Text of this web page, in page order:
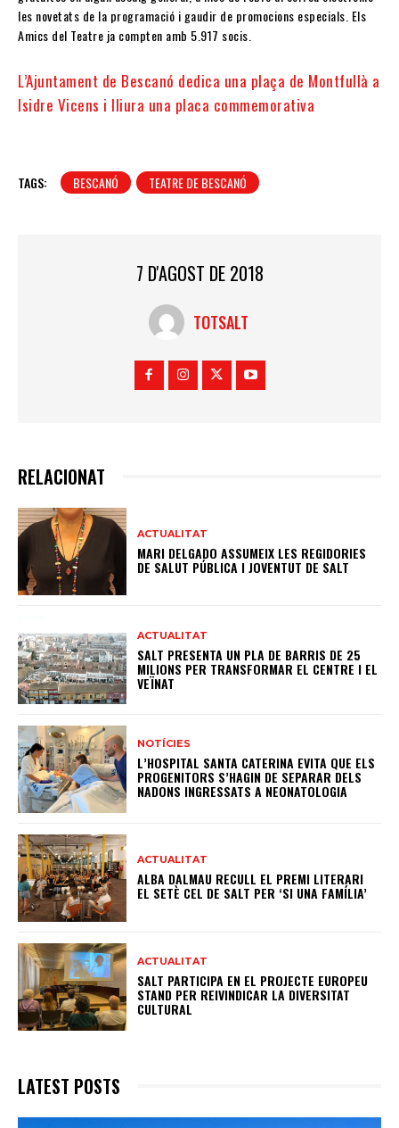
les novetats de la programació i gaudir de promocions especials. Els
Amics del Teatre ja compten amb 5.917 socis.
L’Ajuntament de Bescanó dedica una plaça de Montfullà a
Isidre Vicens i lliura una placa commemorativa
TAGS: BESCANÓ TEATRE DE BESCANÓ
7 D'AGOST DE 2018
TOTSALT
RELACIONAT
ACTUALITAT
MARI DELGADO ASSUMEIX LES REGIDORIES
DE SALUT PÚBLICA I JOVENTUT DE SALT
ACTUALITAT
SALT PRESENTA UN PLA DE BARRIS DE 25
MILIONS PER TRANSFORMAR EL CENTRE I EL
VEÏNAT
NOTÍCIES
L’HOSPITAL SANTA CATERINA EVITA QUE ELS
PROGENITORS S’HAGIN DE SEPARAR DELS
NADONS INGRESSATS A NEONATOLOGIA
ACTUALITAT
ALBA DALMAU RECULL EL PREMI LITERARI
EL SETÈ CEL DE SALT PER ‘SI UNA FAMÍLIA’
ACTUALITAT
SALT PARTICIPA EN EL PROJECTE EUROPEU
STAND PER REIVINDICAR LA DIVERSITAT
CULTURAL
LATEST POSTS